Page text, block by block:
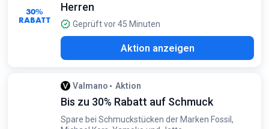
30%
RABATT
Herren
Geprüft vor 45 Minuten
Aktion anzeigen
Valmano Aktion
Bis zu 30% Rabatt auf Schmuck
Spare bei Schmuckstücken der Marken Fossil,